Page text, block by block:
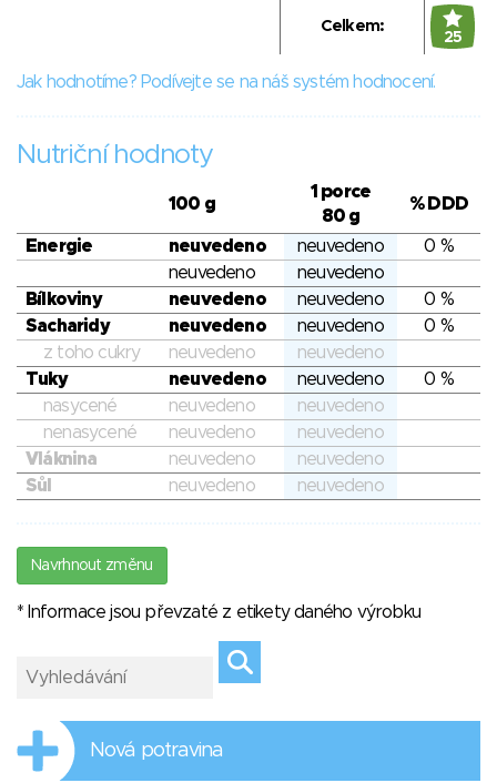
Celkem:
25
Jak hodnotíme? Podívejte se na náš systém hodnocení.
Nutriční hodnoty
100 g
1 porce
80 g
% DDD
Energie neuvedeno neuvedeno
0 %
neuvedeno
neuvedeno
Bílkoviny
neuvedeno neuvedeno
0 %
Sacharidy
neuvedeno neuvedeno
0 %
z toho cukry
neuvedeno
neuvedeno
Tuky
neuvedeno neuvedeno
0 %
nasycené
neuvedeno
neuvedeno
nenasycené
neuvedeno
neuvedeno
Vláknina
neuvedeno
neuvedeno
Sůl
neuvedeno neuvedeno
Navrhnout změnu
* Informace jsou převzaté z etikety daného výrobku
Nová potravina